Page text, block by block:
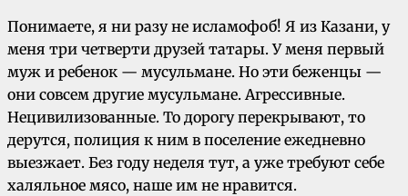
Понимаете, я ни разу не исламофоб! Я из Казани, у
меня три четверти друзей татары. У меня первый
муж и ребенок — мусульмане. Но эти беженцы —
они совсем другие мусульмане. Агрессивные.
Нецивилизованные. То дорогу перекрывают, то
дерутся, полиция к ним в поселение ежедневно
выезжает. Без году неделя тут, а уже требуют себе
халяльное мясо, наше им не нравится.